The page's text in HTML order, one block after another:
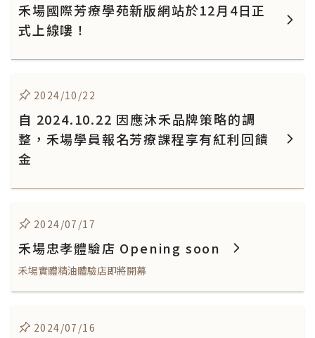
禾場國際芳療學苑新版網站於12月4日正
式上線嘍！
2024/10/22
自 2024.10.22 因應沐禾品牌策略的調
整，禾場學員報名芳療課程享有紅利回饋
金
2024/07/17
禾場忠孝體驗店 Opening soon
禾場實體精油體驗店即將開幕
2024/07/16